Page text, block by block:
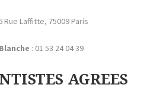
Rue Laffitte, 75009 Paris
: 01 53 24 04 39
AGREES